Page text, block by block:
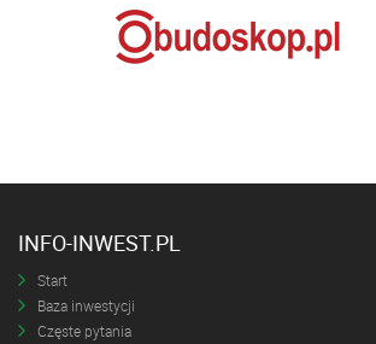
INFO-INWEST.PL
Start
Baza inwestycji
Częste pytania